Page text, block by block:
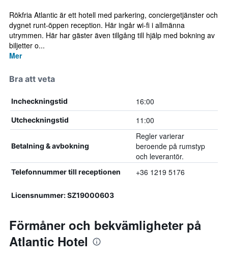
Rökfria Atlantic är ett hotell med parkering, conciergetjänster och
dygnet runt-öppen reception. Här ingår wi-fi i allmänna
utrymmen. Här har gäster även tillgång till hjälp med bokning av
biljetter o...
Mer
Bra att veta
Incheckningstid 16:00
Utcheckningstid 11:00
Betalning & avbokning
Regler varierar
beroende på rumstyp
och leverantör.
Telefonnummer till receptionen +36 1219 5176
Licensnummer: SZ19000603
Förmåner och bekvämligheter på
Atlantic Hotel